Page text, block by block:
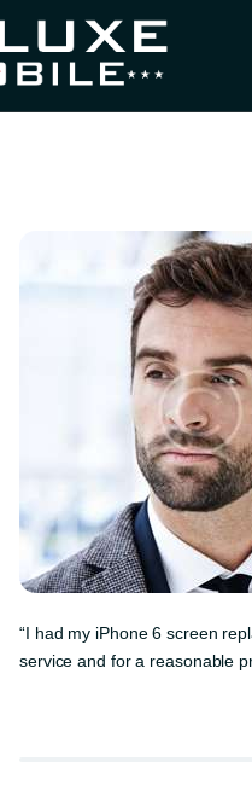
“I had my iPhone 6 screen
service and for a reasonable